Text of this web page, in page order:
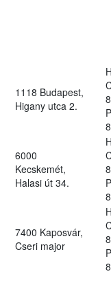
1118 Budapest,
Higany utca 2.
6000
Kecskemét,
Halasi út 34.
7400 Kaposvár,
Cseri major